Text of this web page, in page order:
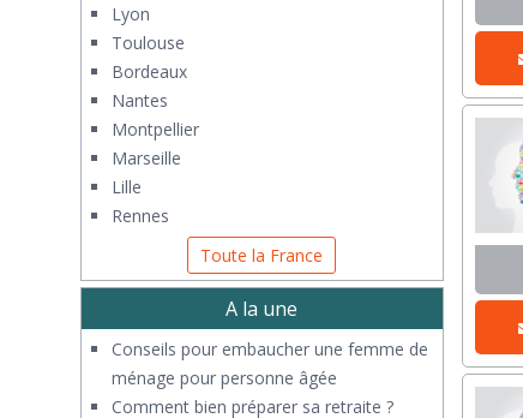
Lyon
Toulouse
Bordeaux
Nantes
Montpellier
Marseille
Lille
Rennes
Toute la France
A la une
Conseils pour embaucher une femme de
ménage pour personne âgée
Comment bien préparer sa retraite ?